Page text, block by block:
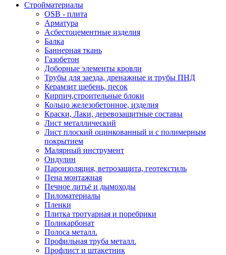
Стройматериалы
OSB - плита
Арматура
Асбестоцементные изделия
Балка
Баннерная ткань
Газобетон
Доборные элементы кровли
Трубы для заезда, дренажные и трубы ПНД
Керамзит щебень, песок
Кирпич,строительные блоки
Кольцо железобетонное, изделия
Краски, Лаки, деревозащитные составы
Лист металлический
Лист плоский оцинкованный и с полимерным
покрытием
Малярный инструмент
Ондулин
Пароизоляция, ветрозащита, геотекстиль
Пена монтажная
Печное литьё и дымоходы
Пиломатериалы
Пленки
Плитка тротуарная и поребрики
Поликарбонат
Полоса металл.
Профильная труба металл.
Профлист и штакетник